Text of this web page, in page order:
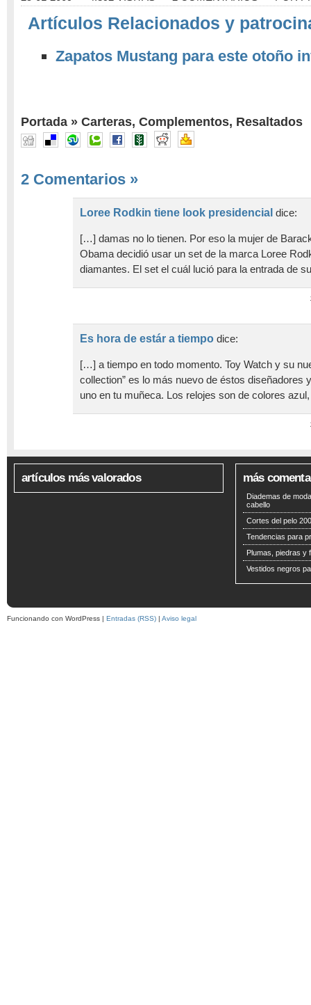
Artículos Relacionados y
Zapatos Mustang para este otoño
Portada » Carteras, Complementos, Resaltados
2 Comentarios »
Loree Rodkin tiene look presidencial dice:
[…] damas no lo tienen. Por eso la mujer de
Obama decidió usar un set de la marca Loree
diamantes. El set el cuál lució para la entrada de
Es hora de estár a tiempo dice:
[…] a tiempo en todo momento. Toy Watch y su
collection” es lo más nuevo de éstos diseñadores
uno en tu muñeca. Los relojes son de colores
artículos más valorados más
Diademas de
cabello
Cortes del pelo
Tendencias para
Plumas, piedras y
Vestidos negros
Funcionando con WordPress | Entradas (RSS) | Aviso legal